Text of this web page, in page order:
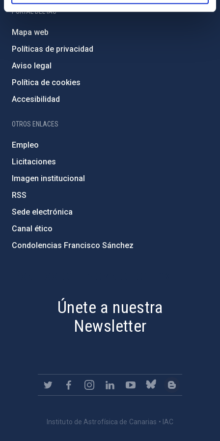
PORTAL DEL IAC
Mapa web
Políticas de privacidad
Aviso legal
Política de cookies
Accesibilidad
OTROS ENLACES
Empleo
Licitaciones
Imagen institucional
RSS
Sede electrónica
Canal ético
Condolencias Francisco Sánchez
Únete a nuestra
Newsletter
Instituto de Astrofísica de Canarias • IAC